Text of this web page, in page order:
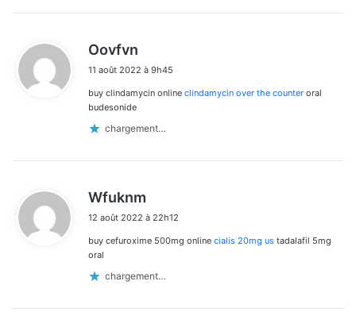
Oovfvn
t
11 août 2022 à 9h45
buy clindamycin online clindamycin over the counter oral
budesonide
chargement…
Wfuknm
t
12 août 2022 à 22h12
buy cefuroxime 500mg online cialis 20mg us tadalafil 5mg
oral
chargement…